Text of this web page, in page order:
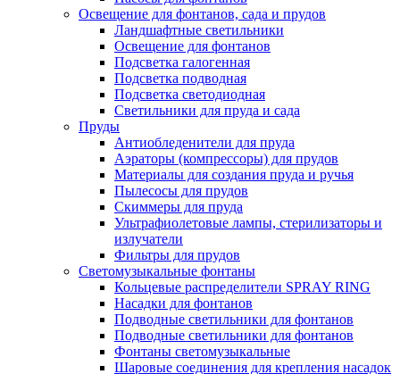
Освещение для фонтанов, сада и прудов
Ландшафтные светильники
Освещение для фонтанов
Подсветка галогенная
Подсветка подводная
Подсветка светодиодная
Светильники для пруда и сада
Пруды
Антиобледенители для пруда
Аэраторы (компрессоры) для прудов
Материалы для создания пруда и ручья
Пылесосы для прудов
Скиммеры для пруда
Ультрафиолетовые лампы, стерилизаторы и
излучатели
Фильтры для прудов
Светомузыкальные фонтаны
Кольцевые распределители SPRAY RING
Насадки для фонтанов
Подводные светильники для фонтанов
Подводные светильники для фонтанов
Фонтаны светомузыкальные
Шаровые соединения для крепления насадок